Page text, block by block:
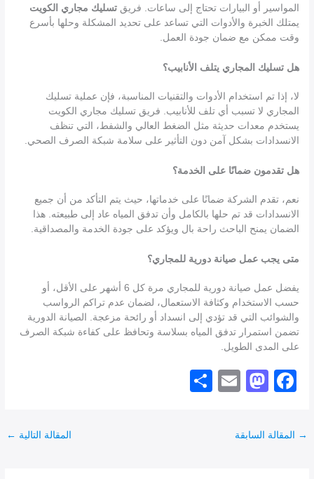
المواسير أو البيارات تحتاج إلى ساعات. فريقتسليك مجاري الكويت
يمتلك الخبرة والأدوات التي تساعد على تحديد المشكلة وحلها بأسرع
وقت ممكن مع ضمان جودة العمل.
هل تسليك المجاري يتلف الأنابيب؟
لا، إذا تم استخدام الأدوات والتقنيات المناسبة، فإن عملية تسليك
المجاري لا تسبب أي تلف للأنابيب. فريق تسليك مجاري الكويت
يستخدم معدات حديثة مثل الضغط العالي والشفط، التي تنظف
الانسدادات بشكل آمن دون التأثير على سلامة شبكة الصرف الصحي.
هل تقدمون ضمانًا على الخدمة؟
نعم، تقدم الشركة ضمانًا على خدماتها، حيث يتم التأكد من أن جميع
الانسدادات قد تم حلها بالكامل وأن تدفق المياه عاد إلى طبيعته. هذا
الضمان يمنح الباحث راحة بال ويؤكد على جودة الخدمة والمصداقية.
متى يجب عمل صيانة دورية للمجاري؟
يفضل عمل صيانة دورية للمجاري مرة كل 6 أشهر على الأقل، أو
حسب الاستخدام وكثافة الاستعمال، لضمان عدم تراكم الرواسب
والشوائب التي قد تؤدي إلى انسداد أو رائحة مزعجة. الصيانة الدورية
تضمن استمرار تدفق المياه بسلاسة وتحافظ على كفاءة شبكة الصرف
على المدى الطويل.
F
c
M
E
→ المقالة السابقة المقالة التالية ←